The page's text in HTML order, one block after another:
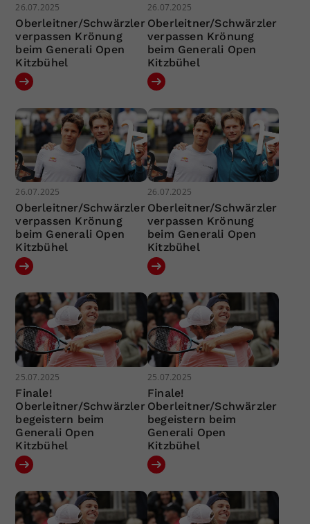
26.07.2025
Oberleitner/Schwärzler
verpassen Krönung
beim Generali Open
Kitzbühel
26.07.2025
Oberleitner/Schwärzler
verpassen Krönung
beim Generali Open
Kitzbühel
26.07.2025
Oberleitner/Schwärzler
verpassen Krönung
beim Generali Open
Kitzbühel
26.07.2025
Oberleitner/Schwärzler
verpassen Krönung
beim Generali Open
Kitzbühel
25.07.2025
Finale!
Oberleitner/Schwärzler
begeistern beim
Generali Open
Kitzbühel
25.07.2025
Finale!
Oberleitner/Schwärzler
begeistern beim
Generali Open
Kitzbühel